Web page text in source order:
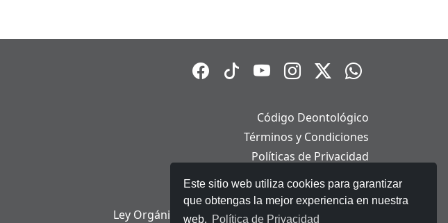
Este sitio web utiliza cookies para garantizar
que obtengas la mejor experiencia en nuestra
web. Política de Privacidad
Código Deontológico
Términos y Condiciones
Políticas de Privacidad
Políticas de Cookies
Aviso Legal
Ley Orgánica de Protección de Datos Personales